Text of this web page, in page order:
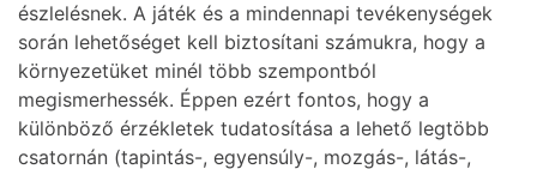
észlelésnek. A játék és a mindennapi tevékenységek
során lehetőséget kell biztosítani számukra, hogy a
környezetüket minél több szempontból
megismerhessék. Éppen ezért fontos, hogy a
különböző érzékletek tudatosítása a lehető legtöbb
csatornán (tapintás-, egyensúly-, mozgás-, látás-,